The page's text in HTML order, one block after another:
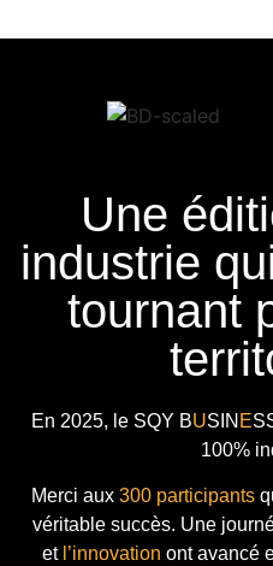
Une
industrie
tournant
En 2025, le SQY BUSIN E
100%
Merci aux 300 participants
véritable succès. Une
et l’innovation ont avancé